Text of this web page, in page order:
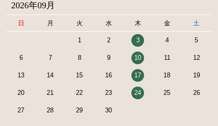
2026年09月
日 月 火 水 木 金 土
1 2 3 4 5
6 7 8 9 10 11 12
13 14 15 16 17 18 19
20 21 22 23 24 25 26
27 28 29 30